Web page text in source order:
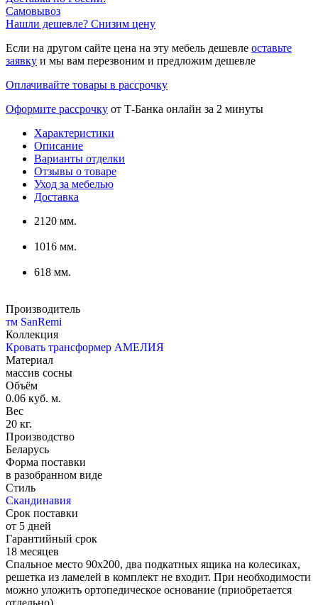
Самовывоз
Нашли дешевле? Снизим цену
Если на другом сайте цена на эту мебель дешевле оставьте
заявку и мы вам перезвоним и предложим дешевле
Оплачивайте товары в рассрочку
Оформите рассрочку от Т-Банка онлайн за 2 минуты
Характеристики
Описание
Варианты отделки
Отзывы о товаре
Уход за мебелью
Доставка
2120 мм.
1016 мм.
618 мм.
Производитель
тм SanRemi
Коллекция
Кровать трансформер АМЕЛИЯ
Материал
массив сосны
Объём
0.06 куб. м.
Вес
20 кг.
Производство
Беларусь
Форма поставки
в разобранном виде
Стиль
Скандинавия
Срок поставки
от 5 дней
Гарантийный срок
18 месяцев
Спальное место 90х200, два подкатных ящика на колесиках,
решетка из ламелей в комплект не входит. При необходимости
можно уложить ортопедическое основание (приобретается